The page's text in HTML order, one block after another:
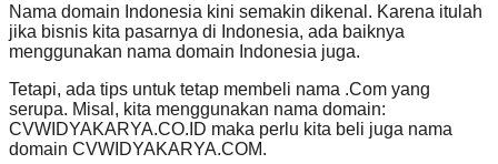
Nama domain Indonesia kini semakin dikenal. Karena itulah
jika bisnis kita pasarnya di Indonesia, ada baiknya
menggunakan nama domain Indonesia juga.
Tetapi, ada tips untuk tetap membeli nama .Com yang
serupa. Misal, kita menggunakan nama domain:
CVWIDYAKARYA.CO.ID maka perlu kita beli juga nama
domain CVWIDYAKARYA.COM.